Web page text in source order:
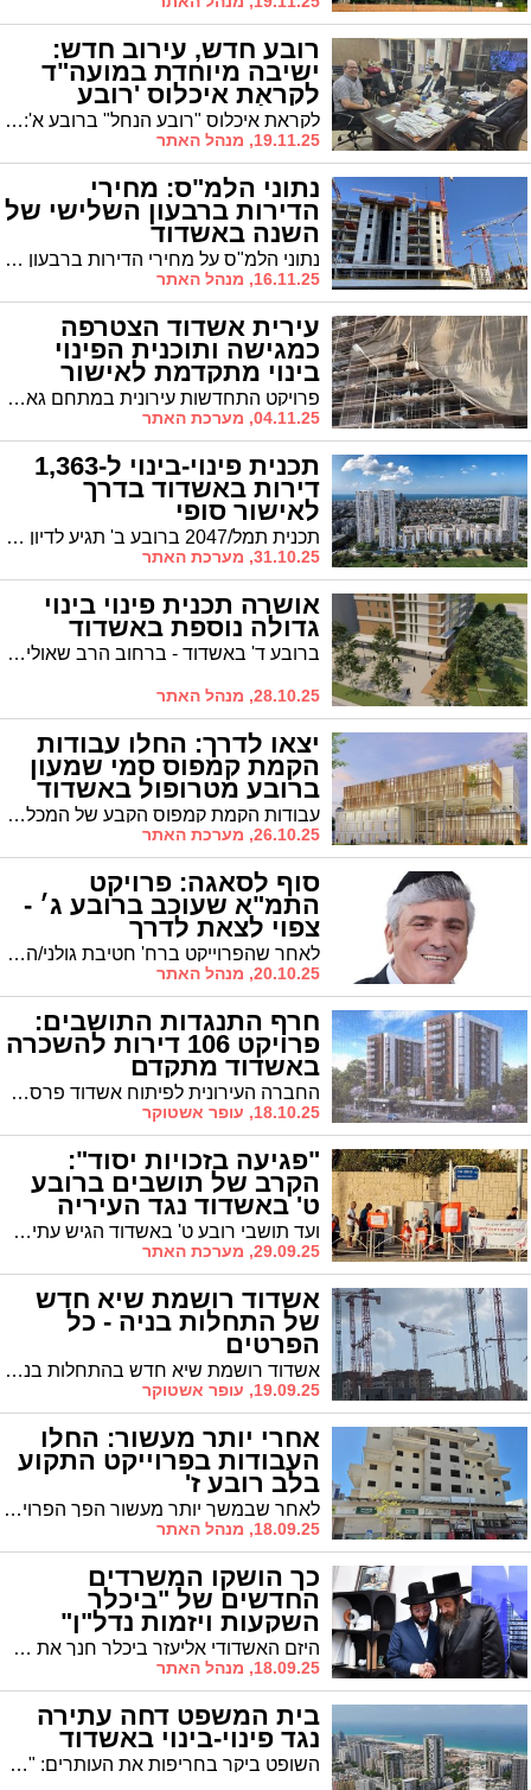
רובע חדש, עירוב חדש:
ישיבה מיוחדת במועה"ד
לקראת איכלוס 'רובע
הנחל' לקראת איכלוס "רובע הנחל" ברובע א': הרב עובדיה דהן קיים ישיבה בלשכתו עם הגורמים לבדיקת קו העירוב
19.11.25, מנהל האתר
נתוני הלמ"ס: מחירי
הדירות ברבעון השלישי של
השנה באשדוד
נתוני הלמ"ס על מחירי הדירות ברבעון הראשון של השנה התפרסמו. מחירי הדירות נותרו גבוהים, על אף שביחס לממוצע של שנת 2024 נרשמת ירידה קלה. הנתונים המלאים
16.11.25, מנהל האתר
עירית אשדוד הצטרפה
כמגישה ותוכנית הפינוי
בינוי מתקדמת לאישור
סופי פרויקט התחדשות עירונית במתחם גאפונוב חוזר לדיון השבוע אחרי שהעירייה הצטרפה רשמית. במקום 168 דירות ישנות ב-6 בניינים יוקמו 12 מבנים חדשים כולל 6 מגדלים. היקף הפרויקט: 1.26 מיליארד שקל. רווח צפוי למקדמים: 160 מיליון שקל
04.11.25, מערכת האתר
תכנית פינוי-בינוי ל-1,363
דירות באשדוד בדרך
לאישור סופי
תכנית תמל/2047 ברובע ב' תגיע לדיון בוועדה המחוזית עם התנגדות אחת בלבד של מהנדס העיר, התומך בה אך דורש תיקונים טכניים. במסגרת הפרויקט ייהרסו 298 יחידות דיור קיימות ויוקמו 1,363 יחידות חדשות • התכנית כוללת ארבעה מגדלים בני עד 34 קומות
31.10.25, מערכת האתר
אושרה תכנית פינוי בינוי
גדולה נוספת באשדוד
ברובע ד' באשדוד - ברחוב הרב שאולי בצמוד לשדרות הרצל, אושרה תכנית פינוי בינוי נוספת, של חברת אבסירור. התוכנית כוללת הריסת 40 יח"ד והקמת 212 דירות חדשות, מהן 20% עד 55 מ"ר ו-22 דירות להשכרה ארוכת טווח. עוד יוקם מבנה מעורב שימושים בן 6 קומות למסחר, תעסוקה ומבני ציבור
28.10.25, מנהל האתר
יצאו לדרך: החלו עבודות
הקמת קמפוס סמי שמעון
ברובע מטרופול באשדוד
עבודות הקמת קמפוס הקבע של המכללה האקדמית להנדסה סמי שמעון החלו ברובע החדשנות מטרופול באשדוד, צעד נוסף במימוש החזון לקמפוס אוניברסיטאי בעיר
26.10.25, מערכת האתר
סוף לסאגה: פרויקט
התמ"א שעוכב ברובע ג׳ -
צפוי לצאת לדרך
לאחר שהפרוייקט ברח' חטיבת גולני/האדמו"ר מבעלזא עוכב בשל היעדר מענה למספר נושאים, מבשר ממ"ק רה"ע ר' אבי אמסלם כי הפרוייקט זכה לאור ירוק
20.10.25, מנהל האתר
חרף התנגדות התושבים:
פרויקט 106 דירות להשכרה
באשדוד מתקדם
החברה העירונית לפיתוח אשדוד פרסמה בקשה לקבלת מידע לקראת הקמת שני מגדלי מגורים ומרכז מסחרי, בעוד תושבי הרובע ממשיכים להילחם נגד הפרויקט בבית המשפט
18.10.25, עופר אשטוקר
"פגיעה בזכויות יסוד":
הקרב של תושבים ברובע
ט' באשדוד נגד העיריה
ועד תושבי רובע ט' באשדוד הגיש עתירה מנהלית לבית המשפט המחוזי בבאר שבע נגד עיריית אשדוד, ראש העיר יחיאל לסרי וחברת חפ"א. העתירה דורשת לבטל את ההחלטה להקים שני מגדלים בני 12 קומות עם 106 יחידות דיור להשכרה בצמוד למתנ"ס העירוני
29.09.25, מערכת האתר
אשדוד רושמת שיא חדש
של התחלות בניה - כל
הפרטים
אשדוד רושמת שיא חדש בהתחלות בניה לאחר שנים של קפאון, עם עלייה של 35.8% בשנה האחרונה. על פי נתוני הלשכה המרכזית לסטטיסטיקה, החלה בנייתן של 2,904 דירות בתקופה יולי 2024-יוני 2025, לעומת 2,138 דירות בשנה הקודמת.
19.09.25, עופר אשטוקר
אחרי יותר מעשור: החלו
העבודות בפרוייקט התקוע
בלב רובע ז'
לאחר שבמשך יותר מעשור הפך הפרוייקט ברח' יהודה הנשיא לאחד מהסמלים הלא מחמיאים של רובע ז' באשדוד, החלו השבוע העבודות לשמחתם של הרוכשים
18.09.25, מנהל האתר
כך הושקו המשרדים
החדשים של "ביכלר
השקעות ויזמות נדל"ן"
באשדוד • צפו היזם האשדודי אליעזר ביכלר חנך את משרדיו החדשים. מי הגיע לברך (בעצם, מי לא)?
18.09.25, מנהל האתר
בית המשפט דחה עתירה
נגד פינוי-בינוי באשדוד
השופט ביקר בחריפות את העותרים: "טענה בומבסטית שלא גובתה בראיות" • הפרויקט יכלול 330 יחידות דיור חדשות במקום 16 חנויות ישנות